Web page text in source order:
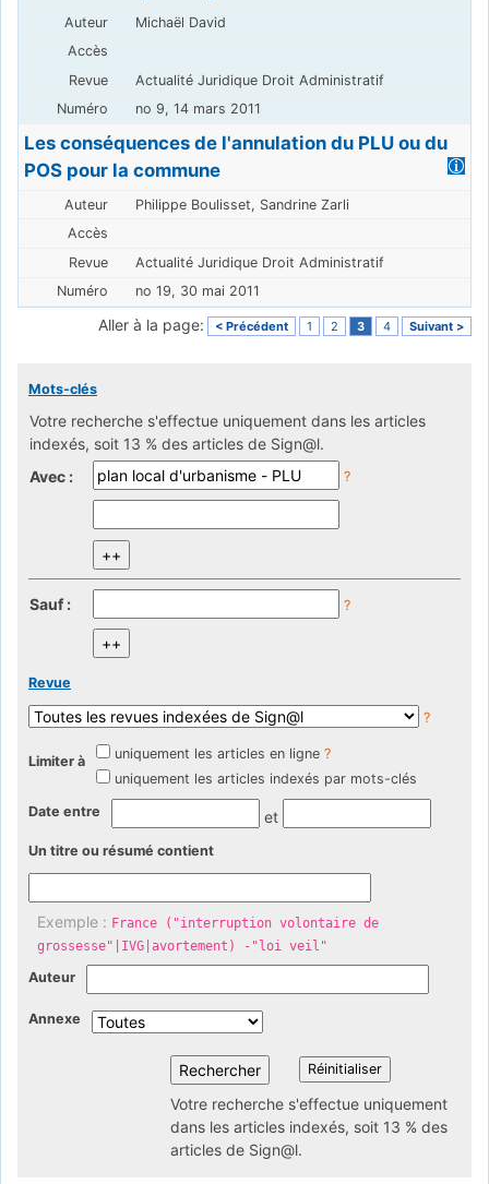
Michaël David
Actualité Juridique Droit Administratif
no 9, 14 mars 2011
Les conséquences de l'annulation du PLU ou du
POS pour la commune
Philippe Boulisset, Sandrine Zarli
Actualité Juridique Droit Administratif
no 19, 30 mai 2011
Aller à la page: < Précédent 1 2 3 4 Suivant >
Mots-clés
Votre recherche s'effectue uniquement dans les articles
indexés, soit 13 % des articles de Sign@l.
Avec :
?
Sauf : ?
Revue
?
Limiter à uniquement les articles en ligne ?
uniquement les articles indexés par mots-clés
Date entre et
Un titre ou résumé contient
Exemple : France ("interruption volontaire de
grossesse"|IVG|avortement) -"loi veil"
Auteur
Annexe
Votre recherche s'effectue uniquement
dans les articles indexés, soit 13 % des
articles de Sign@l.